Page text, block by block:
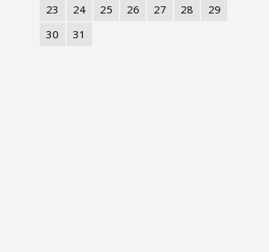
23
24 25 26 27 28
29
30
31